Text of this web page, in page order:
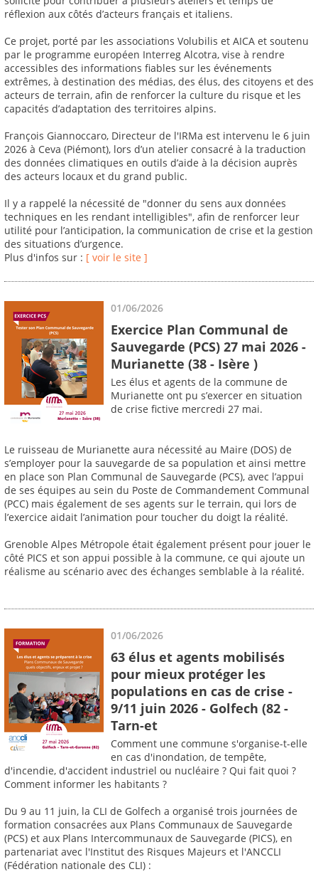
réflexion aux côtés d’acteurs français et italiens.
Ce projet, porté par les associations Volubilis et AICA et soutenu
par le programme européen Interreg Alcotra, vise à rendre
accessibles des informations fiables sur les événements
extrêmes, à destination des médias, des élus, des citoyens et des
acteurs de terrain, afin de renforcer la culture du risque et les
capacités d’adaptation des territoires alpins.
François Giannoccaro, Directeur de l'IRMa est intervenu le 6 juin
2026 à Ceva (Piémont), lors d’un atelier consacré à la traduction
des données climatiques en outils d’aide à la décision auprès
des acteurs locaux et du grand public.
Il y a rappelé la nécessité de "donner du sens aux données
techniques en les rendant intelligibles", afin de renforcer leur
utilité pour l’anticipation, la communication de crise et la gestion
des situations d’urgence.
Plus d'infos sur : [ voir le site ]
01/06/2026
Exercice Plan Communal de
Sauvegarde (PCS) 27 mai 2026 -
Murianette (38 - Isère )
Les élus et agents de la commune de
Murianette ont pu s’exercer en situation
de crise fictive mercredi 27 mai.
Le ruisseau de Murianette aura nécessité au Maire (DOS) de
s’employer pour la sauvegarde de sa population et ainsi mettre
en place son Plan Communal de Sauvegarde (PCS), avec l’appui
de ses équipes au sein du Poste de Commandement Communal
(PCC) mais également de ses agents sur le terrain, qui lors de
l’exercice aidait l’animation pour toucher du doigt la réalité.
Grenoble Alpes Métropole était également présent pour jouer le
côté PICS et son appui possible à la commune, ce qui ajoute un
réalisme au scénario avec des échanges semblable à la réalité.
01/06/2026
63 élus et agents mobilisés
pour mieux protéger les
populations en cas de crise -
9/11 juin 2026 - Golfech (82 -
Tarn-et
Comment une commune s'organise-t-elle
en cas d'inondation, de tempête,
d'incendie, d'accident industriel ou nucléaire ? Qui fait quoi ?
Comment informer les habitants ?
Du 9 au 11 juin, la CLI de Golfech a organisé trois journées de
formation consacrées aux Plans Communaux de Sauvegarde
(PCS) et aux Plans Intercommunaux de Sauvegarde (PICS), en
partenariat avec l'Institut des Risques Majeurs et l'ANCCLI
(Fédération nationale des CLI) :